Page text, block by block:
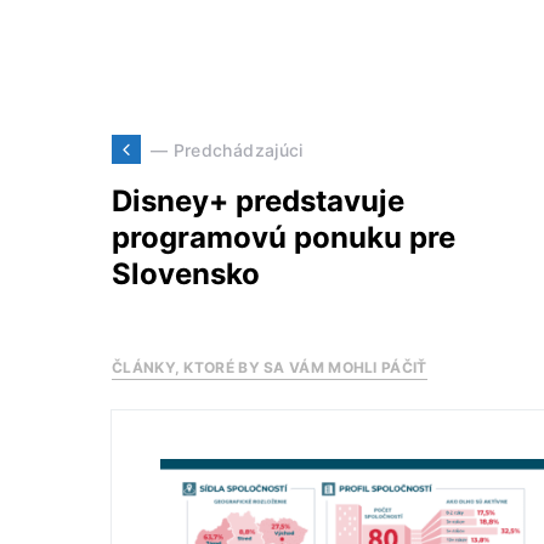
— Predchádzajúci
Disney+ predstavuje
programovú ponuku pre
Slovensko
ČLÁNKY, KTORÉ BY SA VÁM MOHLI PÁČIŤ